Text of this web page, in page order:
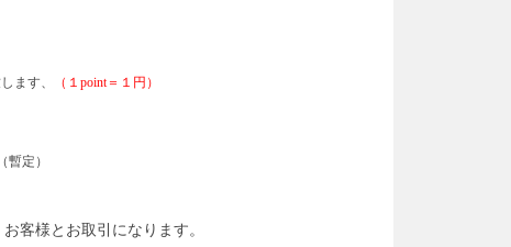
ます、 （１ point＝１円）
定）
客様とお取引になります。